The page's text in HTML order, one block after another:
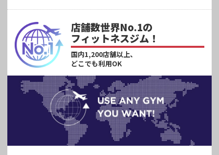
店舗数世界No.1の
フィットネスジム！
国内1,200店舗以上、
どこでも利用OK